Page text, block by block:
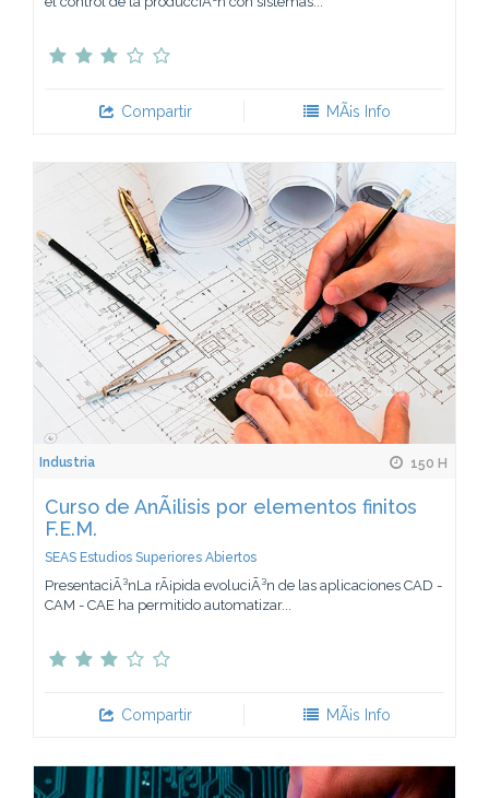
Compartir MÃ¡s Info
Industria 150 H
Curso de AnÃ¡lisis por elementos finitos
F.E.M.
SEAS Estudios Superiores Abiertos
PresentaciÃ³nLa rÃ¡pida evoluciÃ³n de las aplicaciones CAD -
CAM - CAE ha permitido automatizar...
Compartir MÃ¡s Info